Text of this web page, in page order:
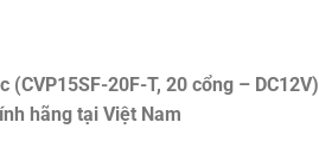
20F-T, 20 cổng – DC12V)
hãng tại Việt Nam